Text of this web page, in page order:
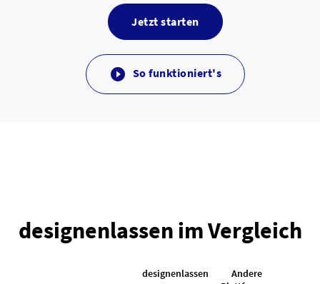
Jetzt starten
 So funktioniert's
designenlassen im Vergleich
designenlassen
Andere